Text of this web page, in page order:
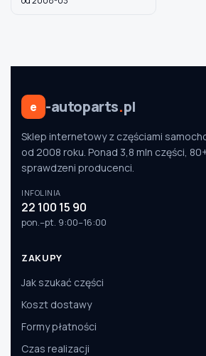
e -autoparts.pl
Sklep internetowy z częściami
od 2008 roku. Ponad 3,8 mln części,
sprawdzeni producenci.
INFOLINIA
22 100 15 90
pon.–pt. 9:00–16:00
ZAKUPY
Jak szukać części
Koszt dostawy
Formy płatności
Czas realizacji